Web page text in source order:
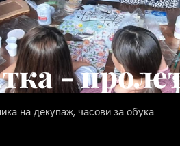
-
на декупаж, часови за обука